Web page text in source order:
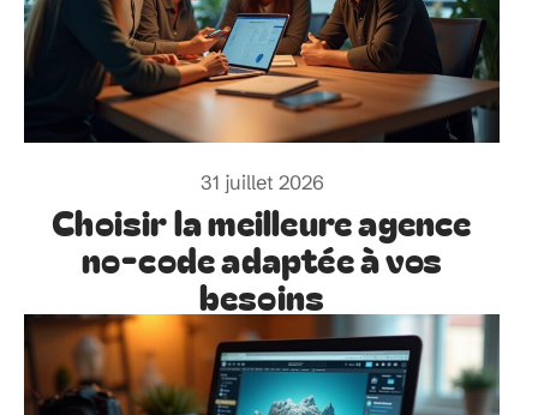
31 juillet 2026
Choisir la meilleure agence
no-code adaptée à vos
besoins